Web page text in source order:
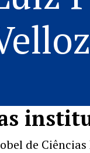
de